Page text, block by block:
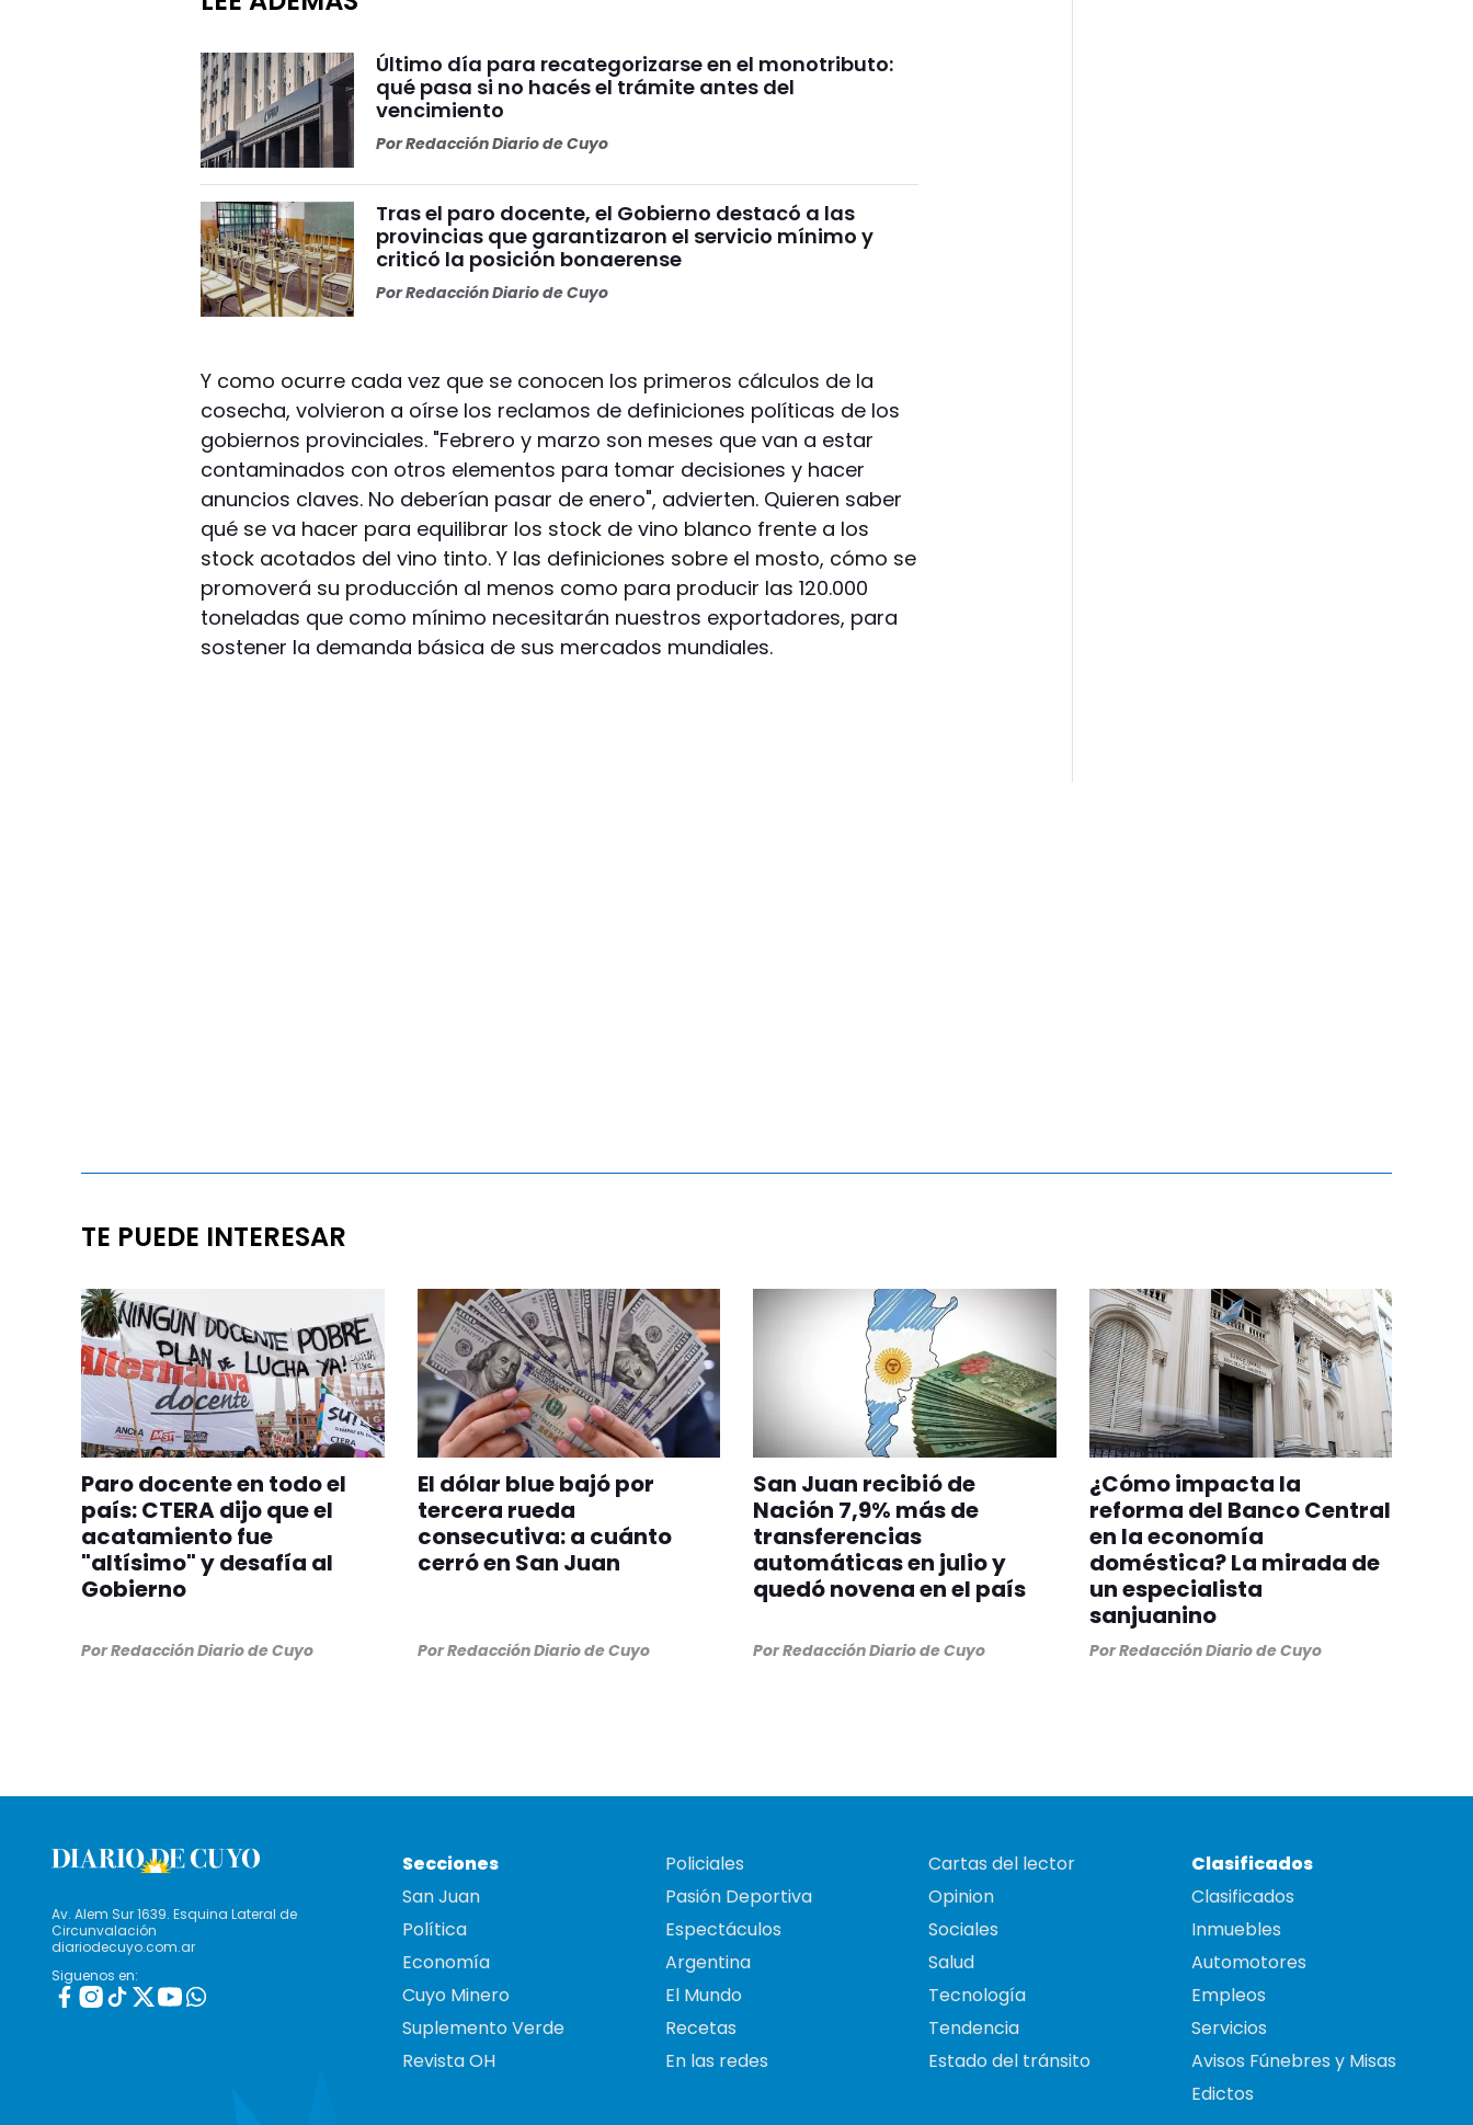
Último día para recategorizarse en el monotributo:
qué pasa si no hacés el trámite antes del
vencimiento
PorRedacción Diario de Cuyo
Tras el paro docente, el Gobierno destacó a las
provincias que garantizaron el servicio mínimo y
criticó la posición bonaerense
PorRedacción Diario de Cuyo
Y como ocurre cada vez que se conocen los primeros cálculos de la
cosecha, volvieron a oírse los reclamos de definiciones políticas de los
gobiernos provinciales. "Febrero y marzo son meses que van a estar
contaminados con otros elementos para tomar decisiones y hacer
anuncios claves. No deberían pasar de enero", advierten. Quieren saber
qué se va hacer para equilibrar los stock de vino blanco frente a los
stock acotados del vino tinto. Y las definiciones sobre el mosto, cómo se
promoverá su producción al menos como para producir las 120.000
toneladas que como mínimo necesitarán nuestros exportadores, para
sostener la demanda básica de sus mercados mundiales.
TE PUEDE INTERESAR
Paro docente en todo el
país: CTERA dijo que el
acatamiento fue
"altísimo" y desafía al
Gobierno
PorRedacción Diario de Cuyo
El dólar blue bajó por
tercera rueda
consecutiva: a cuánto
cerró en San Juan
PorRedacción Diario de Cuyo
San Juan recibió de
Nación 7,9% más de
transferencias
automáticas en julio y
quedó novena en el país
PorRedacción Diario de Cuyo
¿Cómo impacta la
reforma del Banco Central
en la economía
doméstica? La mirada de
un especialista
sanjuanino
PorRedacción Diario de Cuyo
Av. Alem Sur 1639. Esquina Lateral de
Circunvalación
diariodecuyo.com.ar
Siguenos en:
Secciones
San Juan
Política
Economía
Cuyo Minero
Suplemento Verde
Revista OH
Policiales
Pasión Deportiva
Espectáculos
Argentina
El Mundo
Recetas
En las redes
Cartas del lector
Opinion
Sociales
Salud
Tecnología
Tendencia
Estado del tránsito
Clasificados
Clasificados
Inmuebles
Automotores
Empleos
Servicios
Avisos Fúnebres y Misas
Edictos